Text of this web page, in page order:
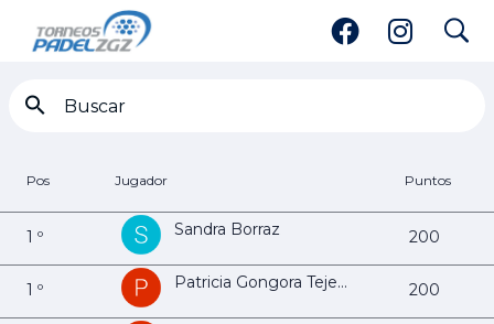
search
Ranking 4ª Femenina
Pos Jugador Puntos
1 º Sandra Borraz 200
1 º Patricia Gongora Tejerp 200